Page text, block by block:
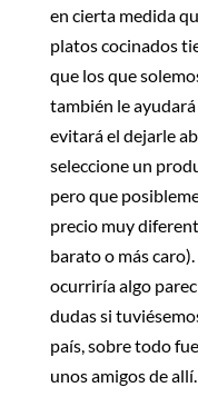
en cierta medida
platos cocinados
que los que
también le
evitará el dejarle
seleccione un
pero que
precio muy
barato o más
ocurriría algo
dudas si
país, sobre todo
unos amigos de allí.